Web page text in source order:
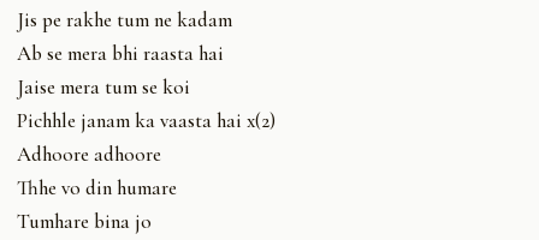
Jis pe rakhe tum ne kadam
Ab se mera bhi raasta hai
Jaise mera tum se koi
Pichhle janam ka vaasta hai x(2)
Adhoore adhoore
Thhe vo din humare
Tumhare bina jo